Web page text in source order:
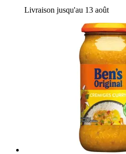
Livraison jusqu'au 13 août